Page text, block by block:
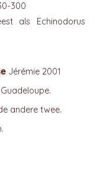
300
als Echinodorus
Jérémie 2001
andere twee.